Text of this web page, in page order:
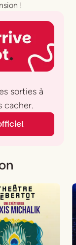
!
sorties à
cacher.